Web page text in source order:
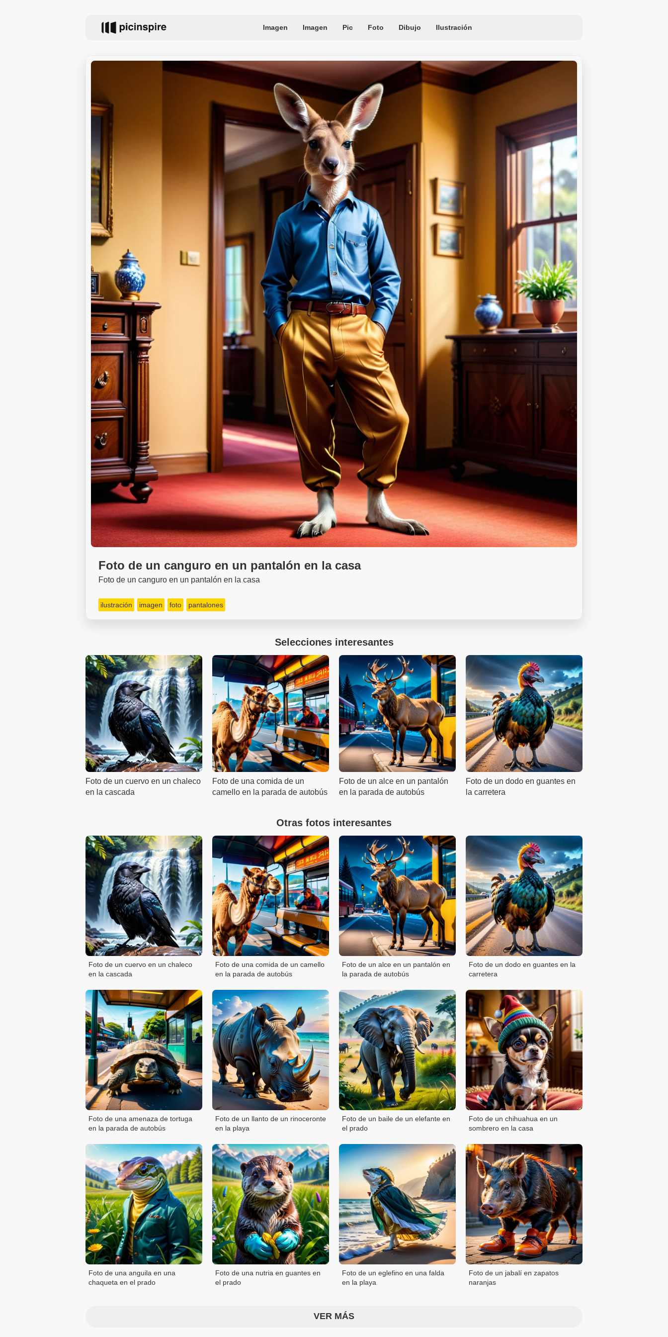
Imagen Imagen Pic Foto Dibujo Ilustración
Foto de un canguro en un pantalón en la casa
Foto de un canguro en un pantalón en la casa
ilustración imagen foto pantalones
Selecciones interesantes
Foto de un cuervo en un chaleco
en la cascada
Foto de una comida de un
camello en la parada de autobús
Foto de un alce en un pantalón
en la parada de autobús
Foto de un dodo en guantes en
la carretera
Otras fotos interesantes
Foto de un cuervo en un chaleco
en la cascada
Foto de una comida de un camello
en la parada de autobús
Foto de un alce en un pantalón en
la parada de autobús
Foto de un dodo en guantes en la
carretera
Foto de una amenaza de tortuga
en la parada de autobús
Foto de un llanto de un rinoceronte
en la playa
Foto de un baile de un elefante en
el prado
Foto de un chihuahua en un
sombrero en la casa
Foto de una anguila en una
chaqueta en el prado
Foto de una nutria en guantes en
el prado
Foto de un eglefino en una falda
en la playa
Foto de un jabalí en zapatos
naranjas
VER MÁS